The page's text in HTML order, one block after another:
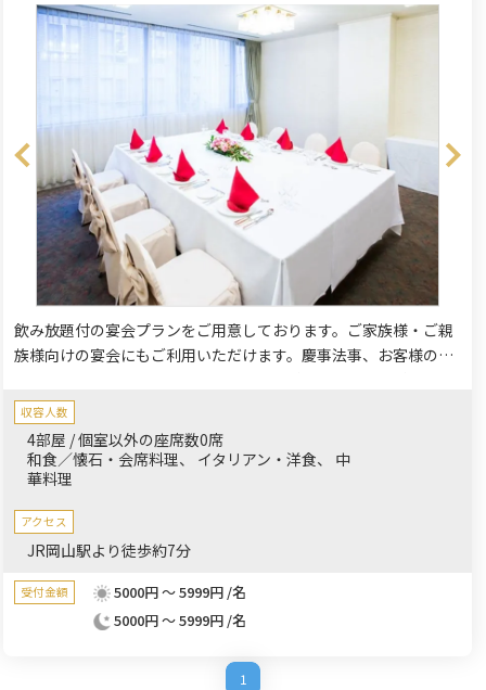
飲み放題付の宴会プランをご用意しております。ご家族様・ご親
族様向けの宴会にもご利用いただけます。慶事法事、お客様のご
洋食シェフがお客様のご要望を直接お伺いいたします。
収容人数
4部屋 / 個室以外の座席数0席
和食／懐石・会席料理
イタリアン・洋食
中
華料理
アクセス
JR岡山駅より徒歩約7分
受付金額
5000円 ～ 5999円 /名
5000円 ～ 5999円 /名
1